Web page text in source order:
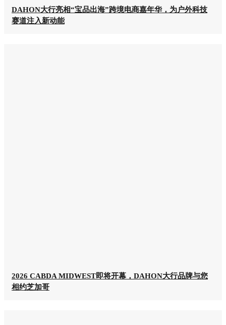
DAHON大行亮相“宝品出海”跨境电商嘉年华，为户外科技
赛道注入新动能
2026 CABDA MIDWEST即将开幕，DAHON大行品牌与您
相约芝加哥